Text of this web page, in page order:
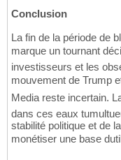
Conclusion
La fin de la période de
marque un tournant
investisseurs et les
mouvement de Trump
Media reste incertain.
dans ces eaux
stabilité politique et de
monétiser une base